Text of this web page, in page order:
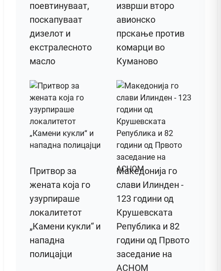
поевтинуваат,
поскапуваат
дизелот и
екстралесното
масло
изврши второ
авионско
прскање против
комарци во
Куманово
Притвор за
жената која го
узурпираше
локалитетот
„Камени кукли“ и
нападна
полицајци
Македонија го
слави Илинден -
123 години од
Крушевската
Република и 82
години од Првото
заседание на
АСНОМ